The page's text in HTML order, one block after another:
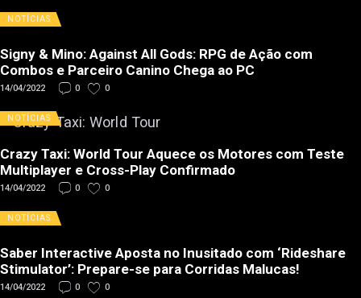
NOTÍCIAS
Signy & Mino: Against All Gods: RPG de Ação com
Combos e Parceiro Canino Chega ao PC
14/04/2022 0 0
NOTÍCIAS
Crazy Taxi: World Tour Aquece os Motores com Teste
Multiplayer e Cross-Play Confirmado
14/04/2022 0 0
NOTÍCIAS
Saber Interactive Aposta no Inusitado com ‘Rideshare
Stimulator’: Prepare-se para Corridas Malucas!
14/04/2022 0 0